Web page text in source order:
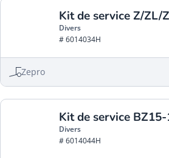
Kit de service Z/ZL/
Divers
# 6014034H
Zepro
Kit de service
Divers
# 6014044H